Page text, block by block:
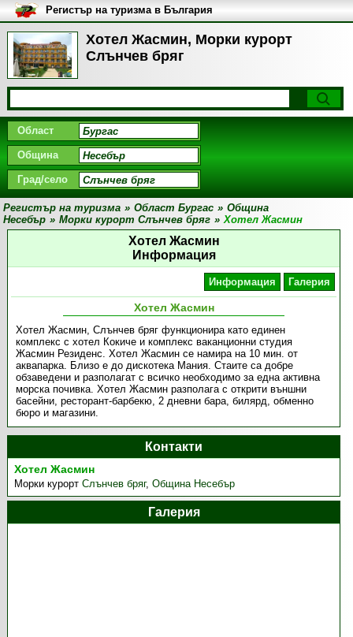
Хотел Жасмин, Морки курорт
Слънчев бряг
Регистър на туризма в България
Област
Община
Град/село
Регистър на туризма » Област Бургас » Община
Несебър » Морки курорт Слънчев бряг » Хотел Жасмин
Хотел Жасмин
Информация
Информация Галерия
Хотел Жасмин
Хотел Жасмин, Слънчев бряг функционира като единен
комплекс с хотел Кокиче и комплекс ваканционни студия
Жасмин Резиденс. Хотел Жасмин се намира на 10 мин. от
аквапарка. Близо е до дискотека Мания. Стаите са добре
обзаведени и разполагат с всичко необходимо за една активна
морска почивка. Хотел Жасмин разполага с открити външни
басейни, ресторант-барбекю, 2 дневни бара, билярд, обменно
бюро и магазини.
Контакти
Хотел Жасмин
Морки курортСлънчев бряг,Община Несебър
Галерия